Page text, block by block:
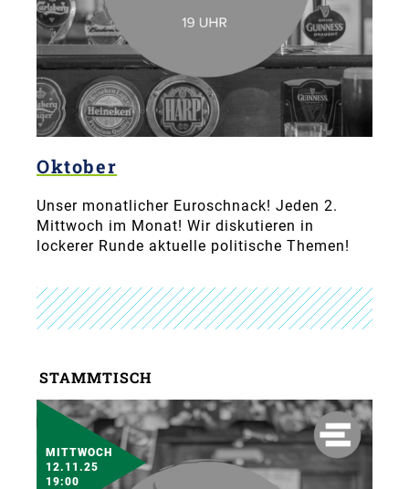
Oktober
Unser monatlicher Euroschnack! Jeden 2.
Mittwoch im Monat! Wir diskutieren in
lockerer Runde aktuelle politische Themen!
STAMMTISCH
MITTWOCH
12.11.25
19:00